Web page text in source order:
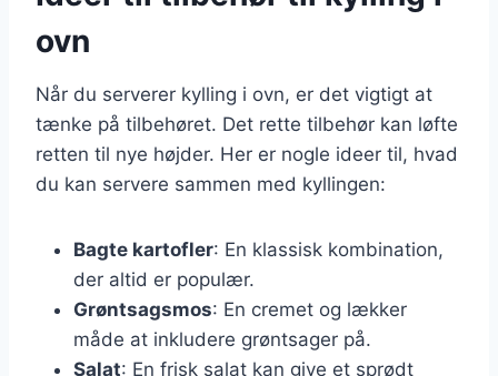
ovn
Når du serverer kylling i ovn, er det vigtigt at
tænke på tilbehøret. Det rette tilbehør kan løfte
retten til nye højder. Her er nogle ideer til, hvad
du kan servere sammen med kyllingen:
Bagte kartofler: En klassisk kombination,
der altid er populær.
Grøntsagsmos: En cremet og lækker
måde at inkludere grøntsager på.
Salat: En frisk salat kan give et sprødt